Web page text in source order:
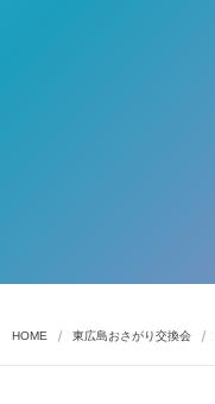
HOME 東広島おさがり交換会